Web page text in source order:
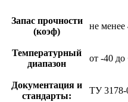
Запас прочности
(коэф)
не менее
Температурный
диапазон
от -40 до
Документация и
стандарты:
ТУ 3178-